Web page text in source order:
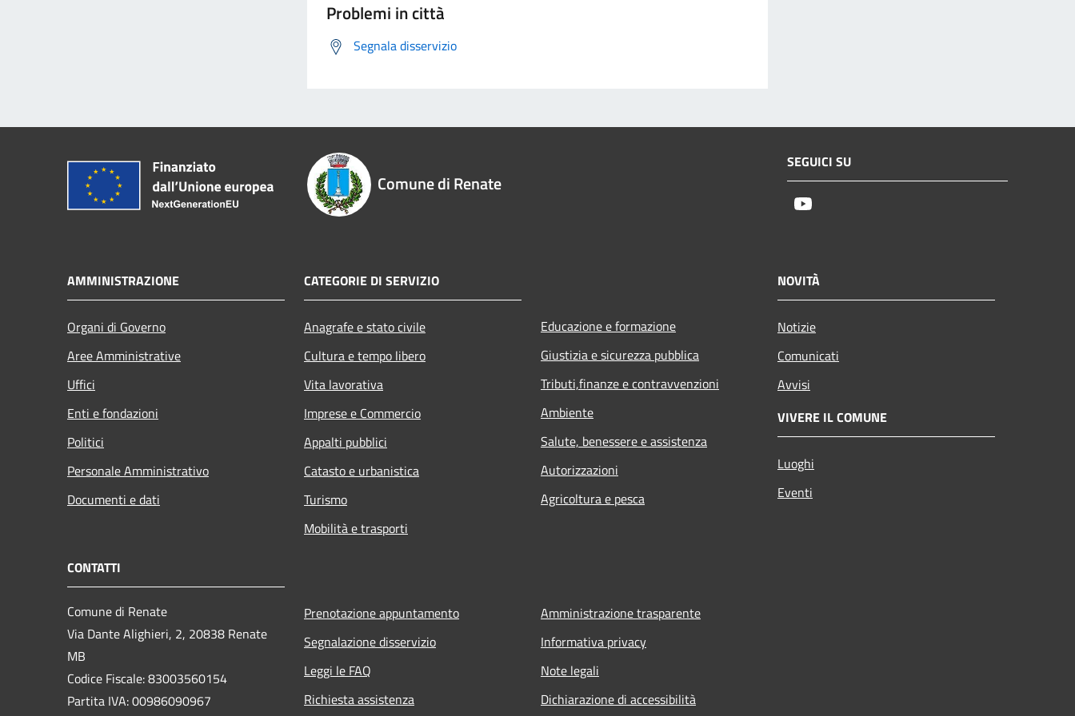
Problemi in città
Segnala disservizio
Comune di Renate
SEGUICI SU
AMMINISTRAZIONE
Organi di Governo
Aree Amministrative
Uffici
Enti e fondazioni
Politici
Personale Amministrativo
Documenti e dati
CATEGORIE DI SERVIZIO
Anagrafe e stato civile
Cultura e tempo libero
Vita lavorativa
Imprese e Commercio
Appalti pubblici
Catasto e urbanistica
Turismo
Mobilità e trasporti
Educazione e formazione
Giustizia e sicurezza pubblica
Tributi,finanze e contravvenzioni
Ambiente
Salute, benessere e assistenza
Autorizzazioni
Agricoltura e pesca
NOVITÀ
Notizie
Comunicati
Avvisi
VIVERE IL COMUNE
Luoghi
Eventi
CONTATTI
Comune di Renate
Via Dante Alighieri, 2, 20838 Renate
MB
Codice Fiscale: 83003560154
Partita IVA: 00986090967
Prenotazione appuntamento
Segnalazione disservizio
Leggi le FAQ
Richiesta assistenza
Amministrazione trasparente
Informativa privacy
Note legali
Dichiarazione di accessibilità